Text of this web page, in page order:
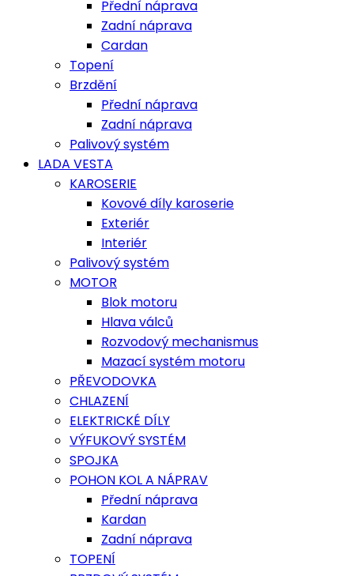
Přední náprava
Zadní náprava
Cardan
Topení
Brzdění
Přední náprava
Zadní náprava
Palivový systém
LADA VESTA
KAROSERIE
Kovové díly karoserie
Exteriér
Interiér
Palivový systém
MOTOR
Blok motoru
Hlava válců
Rozvodový mechanismus
Mazací systém motoru
PŘEVODOVKA
CHLAZENÍ
ELEKTRICKÉ DÍLY
VÝFUKOVÝ SYSTÉM
SPOJKA
POHON KOL A NÁPRAV
Přední náprava
Kardan
Zadní náprava
TOPENÍ